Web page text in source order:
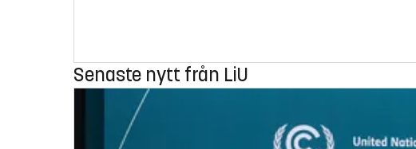
Senaste nytt från LiU